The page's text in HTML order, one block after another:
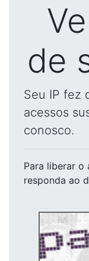
de
Seu IP fez
acessos
conosco.
Para liberar o
responda ao